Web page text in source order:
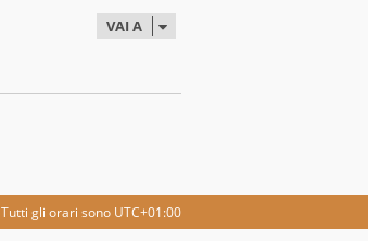
VAI A
Tutti gli orari sono UTC+01:00